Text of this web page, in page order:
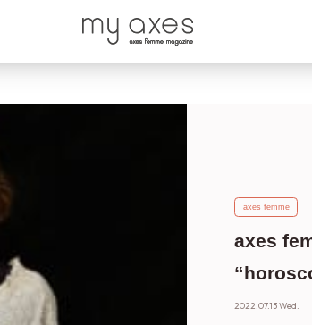
axes femme
axes
2022.07.13 Wed.